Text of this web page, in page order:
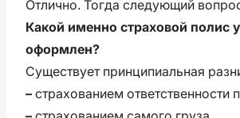
Отлично. Тогда следующий
Какой именно страховой полис
оформлен?
Существует принципиальная
– страхованием ответственности